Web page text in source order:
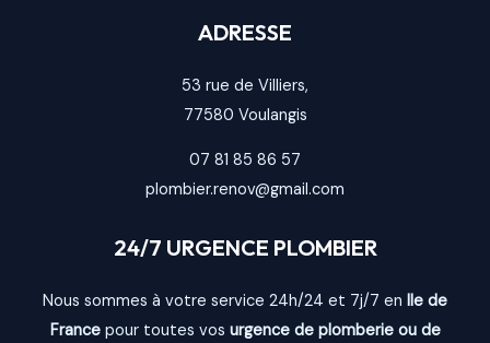
ADRESSE
53 rue de Villiers,
77580 Voulangis
07 81 85 86 57
plombier.renov@gmail.com
24/7 URGENCE PLOMBIER
Nous sommes à votre service 24h/24 et 7j/7 en Ile de
Francepour toutes vos urgence de plomberie ou de